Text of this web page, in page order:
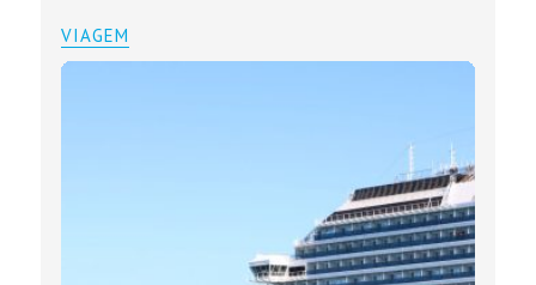
VIAGEM